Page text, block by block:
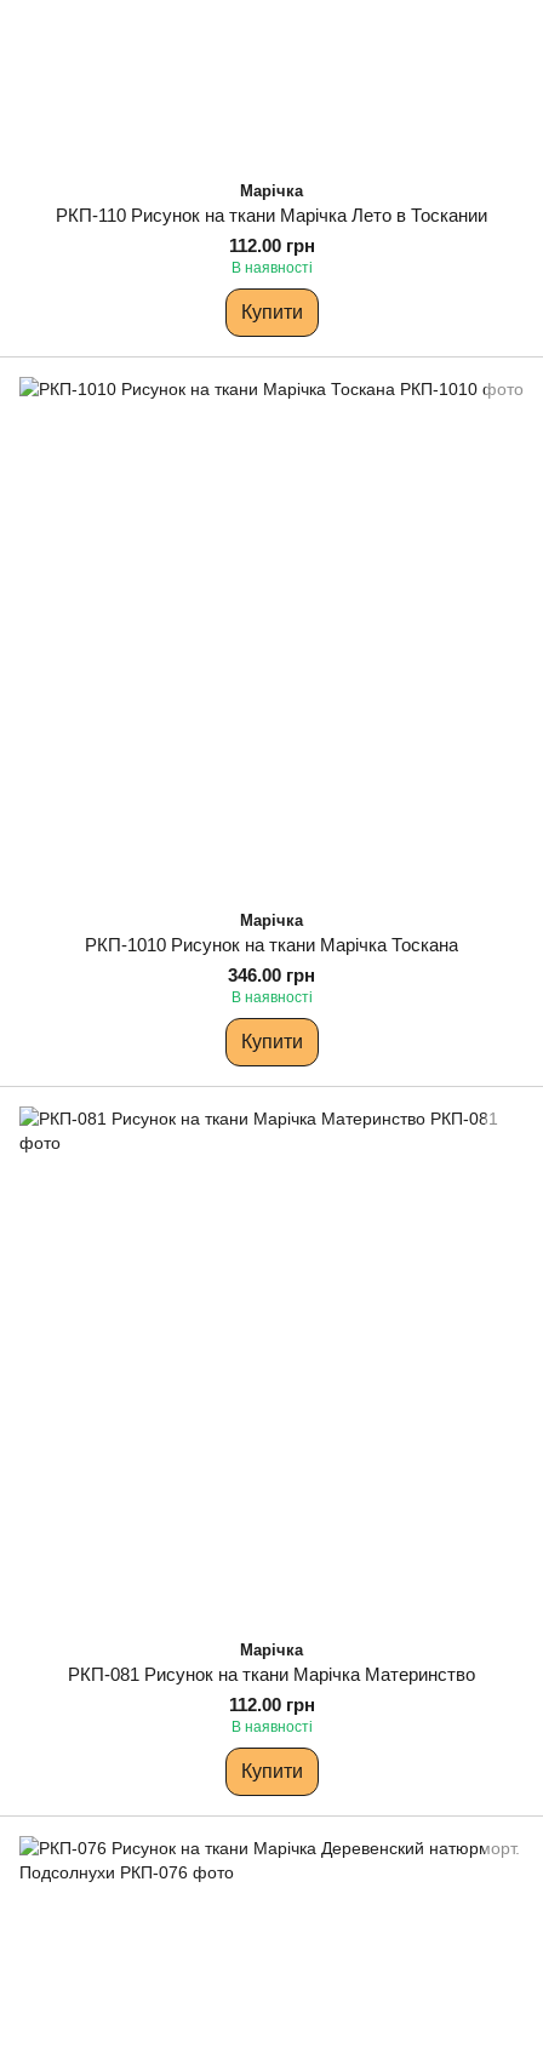
Марічка
РКП-110 Рисунок на ткани Марічка Лето в Тоскании
112.00 грн
В наявності
Купити
Марічка
РКП-1010 Рисунок на ткани Марічка Тоскана
346.00 грн
В наявності
Купити
Марічка
РКП-081 Рисунок на ткани Марічка Материнство
112.00 грн
В наявності
Купити